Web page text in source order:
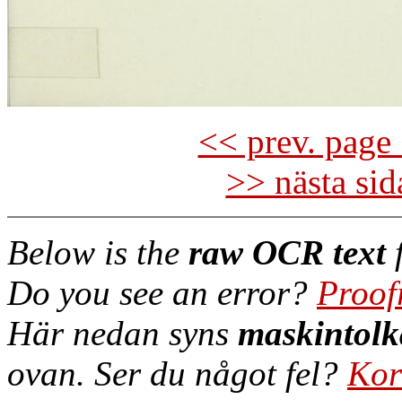
<< prev.
>> nästa
Below is the raw OCR text
Do you see an error?
Här nedan syns
ovan. Ser du något fel?